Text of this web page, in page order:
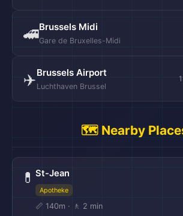
🚄Brussels Midi
Gare de Bruxelles-Midi
✈️Brussels Airport
Luchthaven Brussel
🗺️ Nearby
💊 St-Jean
Apotheke
📏 140m · 🚶 2 min